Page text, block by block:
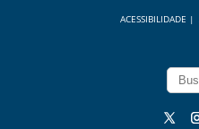
ACESSIBILIDADE |